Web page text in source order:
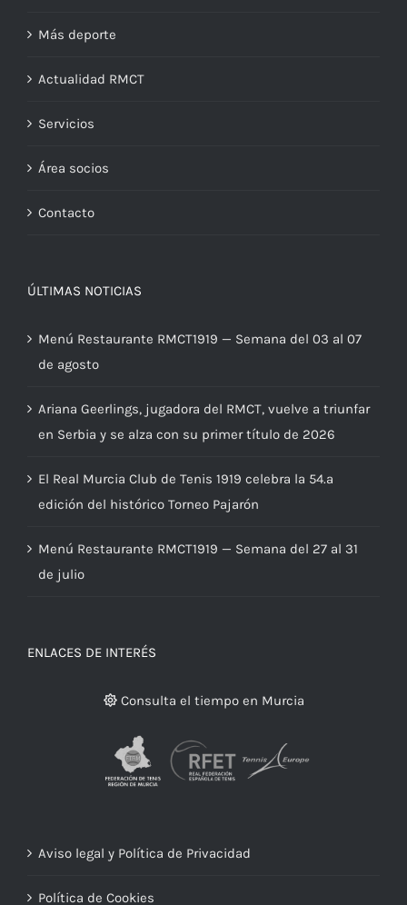
Más deporte
Actualidad RMCT
Servicios
Área socios
Contacto
ÚLTIMAS NOTICIAS
Menú Restaurante RMCT1919 — Semana del 03 al 07
de agosto
Ariana Geerlings, jugadora del RMCT, vuelve a triunfar
en Serbia y se alza con su primer título de 2026
El Real Murcia Club de Tenis 1919 celebra la 54.ª
edición del histórico Torneo Pajarón
Menú Restaurante RMCT1919 — Semana del 27 al 31
de julio
ENLACES DE INTERÉS
Consulta el tiempo en Murcia
Aviso legal y Política de Privacidad
Política de Cookies